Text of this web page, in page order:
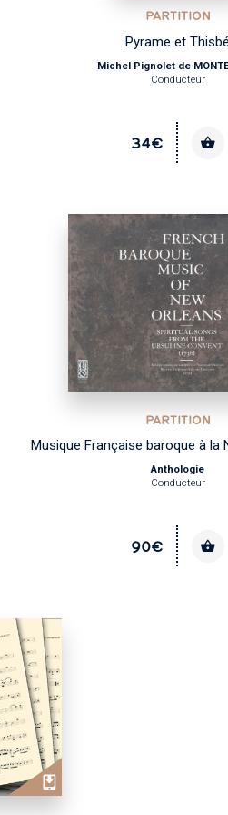
PARTITION
Pyrame et Thisbé
Michel Pignolet de
Conducteur
34€
PARTITION
Musique Française baroque à la
Anthologie
Conducteur
90€